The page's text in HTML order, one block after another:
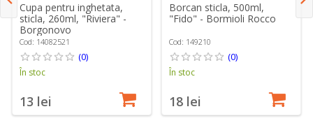
Cupa pentru inghetata,
sticla, 260ml, "Riviera" -
Borgonovo
Cod: 14082521
(0)
În stoc
13 lei
Borcan sticla, 500ml,
"Fido" - Bormioli Rocco
Cod: 149210
(0)
În stoc
18 lei